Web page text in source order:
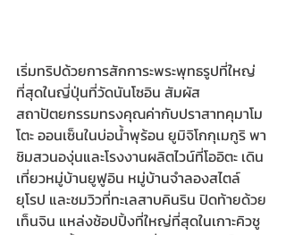
เริ่มทริปด้วยการสักการะพระพุทธรูปที่ใหญ่
ที่สุดในญี่ปุ่นที่วัดนันโซอิน สัมผัส
สถาปัตยกรรมทรงคุณค่ากับปราสาทคุมาโม
โตะ ออนเซ็นในบ่อน้ำพุร้อน ยูมิจิโกกุเมกูริ พา
ชิมสวนองุ่นและโรงงานผลิตไวน์ที่โออิตะ เดิน
เที่ยวหมู่บ้านยูฟูอิน หมู่บ้านจำลองสไตล์
ยุโรป และชมวิวที่ทะเลสาบคินริน ปิดท้ายด้วย
เท็นจิน แหล่งช้อปปิ้งที่ใหญ่ที่สุดในเกาะคิวชู